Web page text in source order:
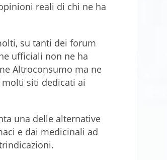
reali di chi ne ha
su tanti dei forum
ufficiali non ne ha
Altroconsumo ma ne
siti dedicati ai
una delle alternative
e dai medicinali ad